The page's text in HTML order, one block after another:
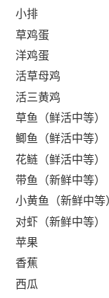
小排
草鸡蛋
洋鸡蛋
活草母鸡
活三黄鸡
草鱼（鲜活中等）
鲫鱼（鲜活中等）
花鲢（鲜活中等）
带鱼（新鲜中等）
小黄鱼（新鲜中等
对虾（新鲜中等）
苹果
香蕉
西瓜